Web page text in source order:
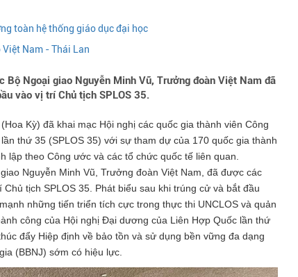
toàn hệ thống giáo dục đại học
Nam - Thái Lan
Ngoại giao Nguyễn Minh Vũ, Trưởng đoàn Việt Nam đã
vào vị trí Chủ tịch SPLOS 35.
Kỳ) đã khai mạc Hội nghị các quốc gia thành viên Công
thứ 35 (SPLOS 35) với sự tham dự của 170 quốc gia thành
theo Công ước và các tổ chức quốc tế liên quan.
Nguyễn Minh Vũ, Trưởng đoàn Việt Nam, đã được các
tịch SPLOS 35. Phát biểu sau khi trúng cử và bắt đầu
những tiến triển tích cực trong thực thi UNCLOS và quản
công của Hội nghị Đại dương của Liên Hợp Quốc lần thứ
đẩy Hiệp định về bảo tồn và sử dụng bền vững đa dạng
(BBNJ) sớm có hiệu lực.